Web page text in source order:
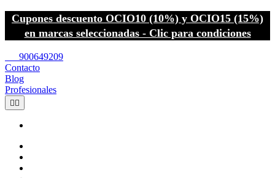
Cupones descuento OCIO10 (10%) y OCIO15 (15%)
en marcas seleccionadas - Clic para condiciones
900649209
Contacto
Blog
Profesionales
 